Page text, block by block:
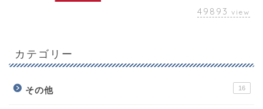
49893 view
カテゴリー
その他 16